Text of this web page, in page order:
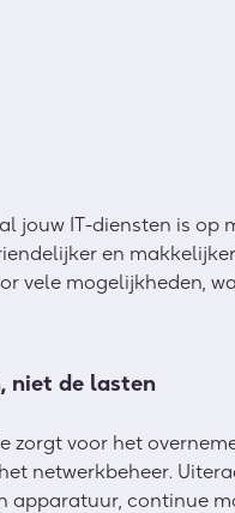
jouw IT-diensten is op
en
vele mogelijkheden,
niet de lasten
zorgt voor het
netwerkbeheer.
apparatuur, continue